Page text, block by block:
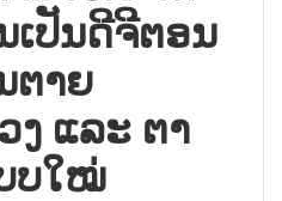
ເປັນດີຈີຕອນ
ຕາຍ
ງ ແລະ ຕາ
ບໃໝ່